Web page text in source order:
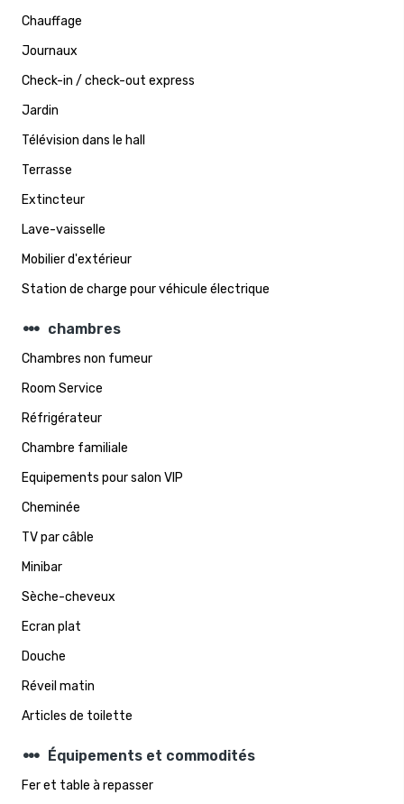
Chauffage
Journaux
Check-in / check-out express
Jardin
Télévision dans le hall
Terrasse
Extincteur
Lave-vaisselle
Mobilier d'extérieur
Station de charge pour véhicule électrique
steppers chambres
Chambres non fumeur
Room Service
Réfrigérateur
Chambre familiale
Equipements pour salon VIP
Cheminée
TV par câble
Minibar
Sèche-cheveux
Ecran plat
Douche
Réveil matin
Articles de toilette
steppers Équipements et commodités
Fer et table à repasser